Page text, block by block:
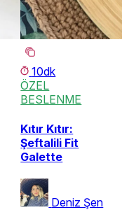
10dk
ÖZEL
BESLENME
Kıtır Kıtır:
Şeftalili Fit
Galette
Deniz Şen